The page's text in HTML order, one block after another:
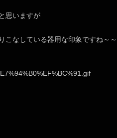
思いますが
こなしている器用な印象ですね～～